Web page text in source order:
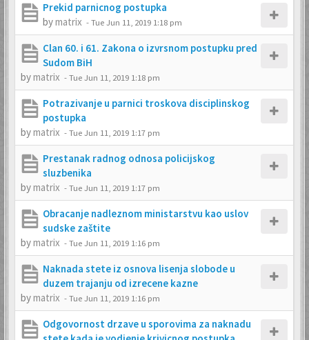
Prekid parnicnog postupka
bymatrix -Tue Jun 11, 2019 1:18 pm
Clan 60. i 61. Zakona o izvrsnom postupku pred
Sudom BiH
bymatrix -Tue Jun 11, 2019 1:18 pm
Potrazivanje u parnici troskova disciplinskog
postupka
bymatrix -Tue Jun 11, 2019 1:17 pm
Prestanak radnog odnosa policijskog
sluzbenika
bymatrix -Tue Jun 11, 2019 1:17 pm
Obracanje nadleznom ministarstvu kao uslov
sudske zaštite
bymatrix -Tue Jun 11, 2019 1:16 pm
Naknada stete iz osnova lisenja slobode u
duzem trajanju od izrecene kazne
bymatrix -Tue Jun 11, 2019 1:16 pm
Odgovornost drzave u sporovima za naknadu